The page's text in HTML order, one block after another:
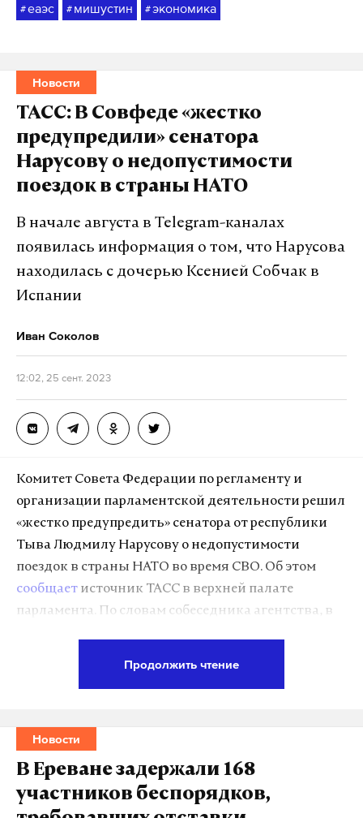
#еаэс # мишустин #экономика
Новости
ТАСС: В Совфеде «жестко
предупредили» сенатора
Нарусову о недопустимости
поездок в страны НАТО
В начале августа в Telegram-каналах
появилась информация о том, что Нарусова
находилась с дочерью Ксенией Собчак в
Испании
Иван Соколов
12:02, 25 сент. 2023
Комитет Совета Федерации по регламенту и
организации парламентской деятельности решил
«жестко предупредить» сенатора от республики
Тыва Людмилу Нарусову о недопустимости
поездок в страны НАТО во время СВО. Об этом
сообщает источник ТАСС в верхней палате
парламента. По словам собеседника агентства, в
пересечении границы и отсутствии
Нарусовой в стране с 18 июля по 6 августа»
заявил источник ТАСС. По утверждению
собеседника, комитет официально вынес вопрос
Продолжить чтение
Новости
В Ереване задержали 168
участников беспорядков,